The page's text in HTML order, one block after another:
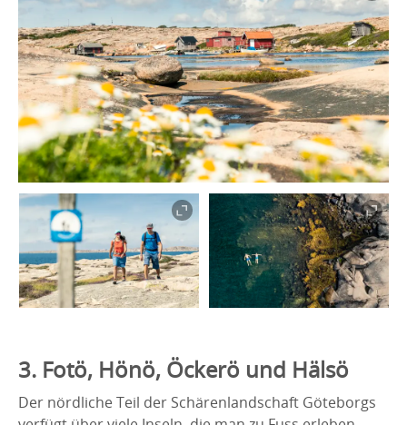
3. Fotö, Hönö, Öckerö und Hälsö
Der nördliche Teil der Schärenlandschaft Göteborgs